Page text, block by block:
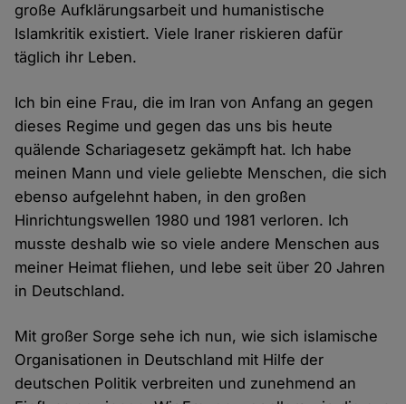
große Aufklärungsarbeit und humanistische
Islamkritik existiert. Viele Iraner riskieren dafür
täglich ihr Leben.
Ich bin eine Frau, die im Iran von Anfang an gegen
dieses Regime und gegen das uns bis heute
quälende Schariagesetz gekämpft hat. Ich habe
meinen Mann und viele geliebte Menschen, die sich
ebenso aufgelehnt haben, in den großen
Hinrichtungswellen 1980 und 1981 verloren. Ich
musste deshalb wie so viele andere Menschen aus
meiner Heimat fliehen, und lebe seit über 20 Jahren
in Deutschland.
Mit großer Sorge sehe ich nun, wie sich islamische
Organisationen in Deutschland mit Hilfe der
deutschen Politik verbreiten und zunehmend an